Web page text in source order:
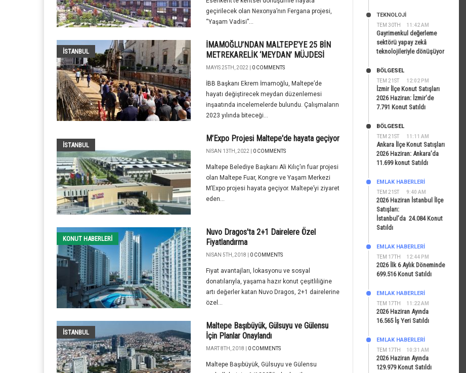
geçirilecek olan Nexonya’nın Fergana projesi,
“Yaşam Vadisi”...
İSTANBUL
İMAMOĞLU’NDAN MALTEPE’YE 25 BİN
METREKARELİK ‘MEYDAN’ MÜJDESİ
MAYIS 25TH, 2022 | 0 COMMENTS
İBB Başkanı Ekrem İmamoğlu, Maltepe’de
hayatı değiştirecek meydan düzenlemesi
inşaatında incelemelerde bulundu. Çalışmaların
2023 yılında biteceği...
İSTANBUL
M’Expo Projesi Maltepe'de hayata geçiyor
NISAN 13TH, 2022 | 0 COMMENTS
Maltepe Belediye Başkanı Ali Kılıç’ın fuar projesi
olan Maltepe Fuar, Kongre ve Yaşam Merkezi
M’Expo projesi hayata geçiyor. Maltepe’yi ziyaret
eden...
KONUT HABERLERI
Nuvo Dragos'ta 2+1 Dairelere Özel
Fiyatlandırma
NISAN 5TH, 2018 | 0 COMMENTS
Fiyat avantajları, lokasyonu ve sosyal
donatılarıyla, yaşama hazır konut çeşitliliğine
artı değerler katan Nuvo Dragos, 2+1 dairelerine
özel...
İSTANBUL
Maltepe Başıbüyük, Gülsuyu ve Gülensu
İçin Planlar Onaylandı
MART 8TH, 2018 | 0 COMMENTS
Maltepe Başıbüyük, Gülsuyu ve Gülensu
TEM 30TH 11:42 AM
TEKNOLOJİ
Gayrimenkul değerleme
sektörü yapay zekâ
teknolojileriyle dönüşüyor
TEM 21ST 12:02 PM
BÖLGESEL
İzmir İlçe Konut Satışları
2026 Haziran: İzmir’de
7.791 Konut Satıldı
TEM 21ST 11:11 AM
BÖLGESEL
Ankara İlçe Konut Satışları
2026 Haziran: Ankara’da
11.699 konut Satıldı
TEM 21ST 9:40 AM
EMLAK HABERLERI
2026 Haziran İstanbul İlçe
Satışları:
İstanbul’da 24.084 Konut
Satıldı
TEM 17TH 12:44 PM
EMLAK HABERLERI
2026 İlk 6 Aylık Döneminde
699.516 Konut Satıldı
TEM 17TH 11:22 AM
EMLAK HABERLERI
2026 Haziran Ayında
16.565 İş Yeri Satıldı
TEM 17TH 10:31 AM
EMLAK HABERLERI
2026 Haziran Ayında
129.979 Konut Satıldı